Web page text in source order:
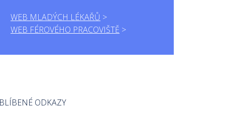
WEB MLADÝCH LÉKAŘŮ
WEB FÉROVÉHO PRACOVIŠTĚ
ODKAZY